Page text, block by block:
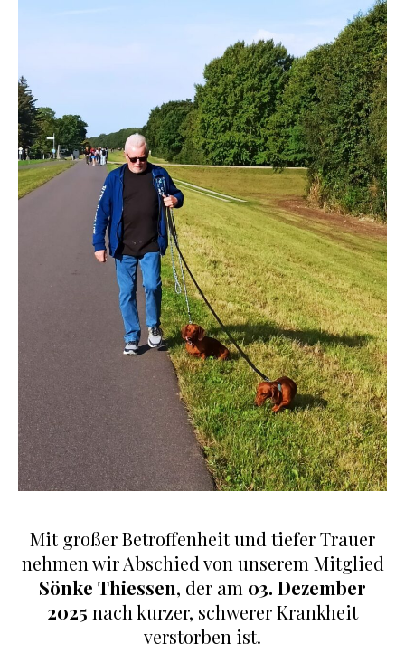
Mit großer Betroffenheit und tiefer Trauer
nehmen wir Abschied von unserem Mitglied
Sönke Thiessen, der am 03. Dezember
2025 nach kurzer, schwerer Krankheit
verstorben ist.